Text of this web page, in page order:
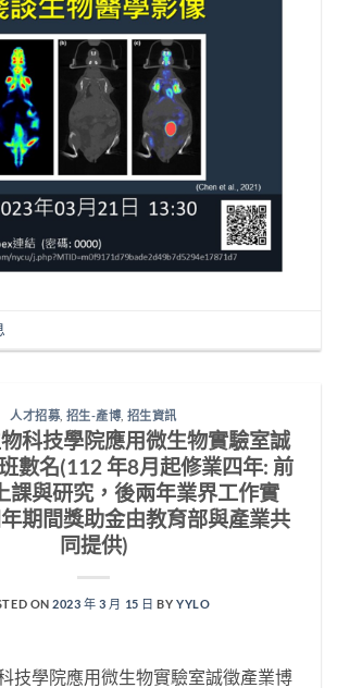
人才招募, 招生-產博, 招生資訊
科技學院應用微生物實驗室誠
數名(112 年8月起修業四年: 前
課與研究，後兩年業界工作實
期間獎助金由教育部與產業共
同提供)
ON2023 年 3 月 15 日 BY YYLO
技學院應用微生物實驗室誠徵產業博